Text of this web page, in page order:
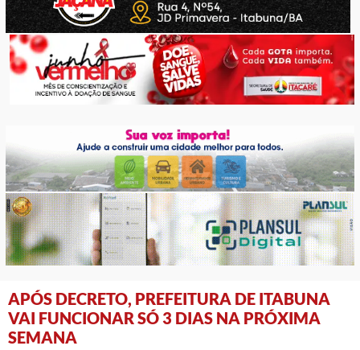
APÓS DECRETO, PREFEITURA DE ITABUNA
VAI FUNCIONAR SÓ 3 DIAS NA PRÓXIMA
SEMANA